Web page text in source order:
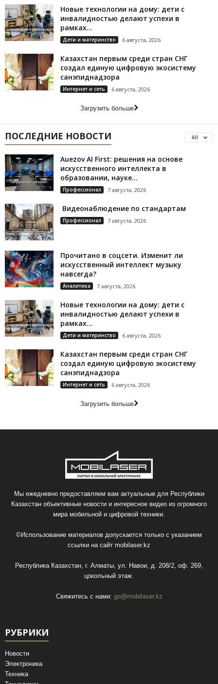
Новые технологии на дому: дети с
инвалидностью делают успехи в
рамках...
Дети и материнство 6 августа, 2026
Казахстан первым среди стран СНГ
создал единую цифровую экосистему
санэпиднадзора
Интернет и сеть 6 августа, 2026
Загрузить больше
ПОСЛЕДНИЕ НОВОСТИ All
Auezov AI First: решения на основе
искусственного интеллекта в
образовании, науке...
Профессионал 7 августа, 2026
Видеонаблюдение по стандартам
Профессионал 7 августа, 2026
Прочитано в соцсети. Изменит ли
искусственный интеллект музыку
навсегда?
Аналитика 7 августа, 2026
Новые технологии на дому: дети с
инвалидностью делают успехи в
рамках...
Дети и материнство 6 августа, 2026
Казахстан первым среди стран СНГ
создал единую цифровую экосистему
санэпиднадзора
Интернет и сеть 6 августа, 2026
Загрузить больше
Мы ежедневно предоставляем вам актуальные для Республики
Казахстан объективные новости и интересное видео из огромного
мира мобильной и цифровой техники.
©Использование материалов допускается только с указанием
ссылки на сайт mobilaser.kz
Республика Казахстан, г. Алматы, ул. Навои, д. 208/2, оф. 269,
цокольный этаж.
Свяжитесь с нами: go@mobilaser.kz
РУБРИКИ
Новости
Электроника
Техника